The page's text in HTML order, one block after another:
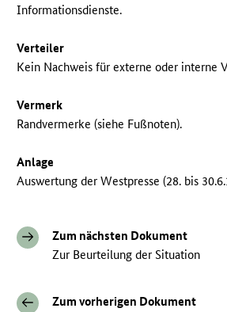
Informationsdienste.
Verteiler
Kein Nachweis für externe oder interne
Vermerk
Randvermerke (siehe Fußnoten).
Anlage
Auswertung der Westpresse (28. bis
Zum nächsten Dokument
Zur Beurteilung der Situation
Zum vorherigen Dokument